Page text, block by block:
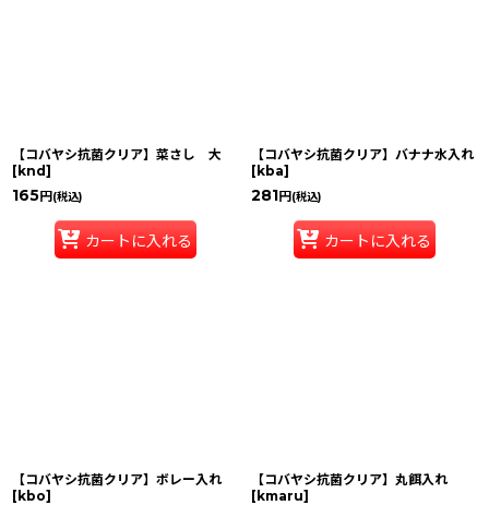
【コバヤシ抗菌クリア】菜さし 大
[ knd]
165円 (税込)
カートに入れる
【コバヤシ抗菌クリア】バナナ水入れ
[ kba]
281円 (税込)
カートに入れる
【コバヤシ抗菌クリア】ボレー入れ
[ kbo]
【コバヤシ抗菌クリア】丸餌入れ
[ kmaru]